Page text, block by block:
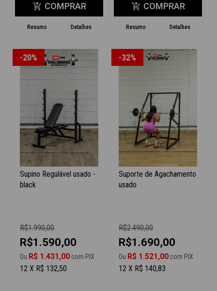
add_shopping_cart COMPRAR
Resumo Detalhes
add_shopping_cart COMPRAR
Resumo Detalhes
-20%
Supino Regulável usado -
black
R$1.990,00
R$1.590,00
Ou R$ 1.431,00 com PIX
12 X R$ 132,50
-32%
Suporte de Agachamento
usado
R$2.490,00
R$1.690,00
Ou R$ 1.521,00 com PIX
12 X R$ 140,83